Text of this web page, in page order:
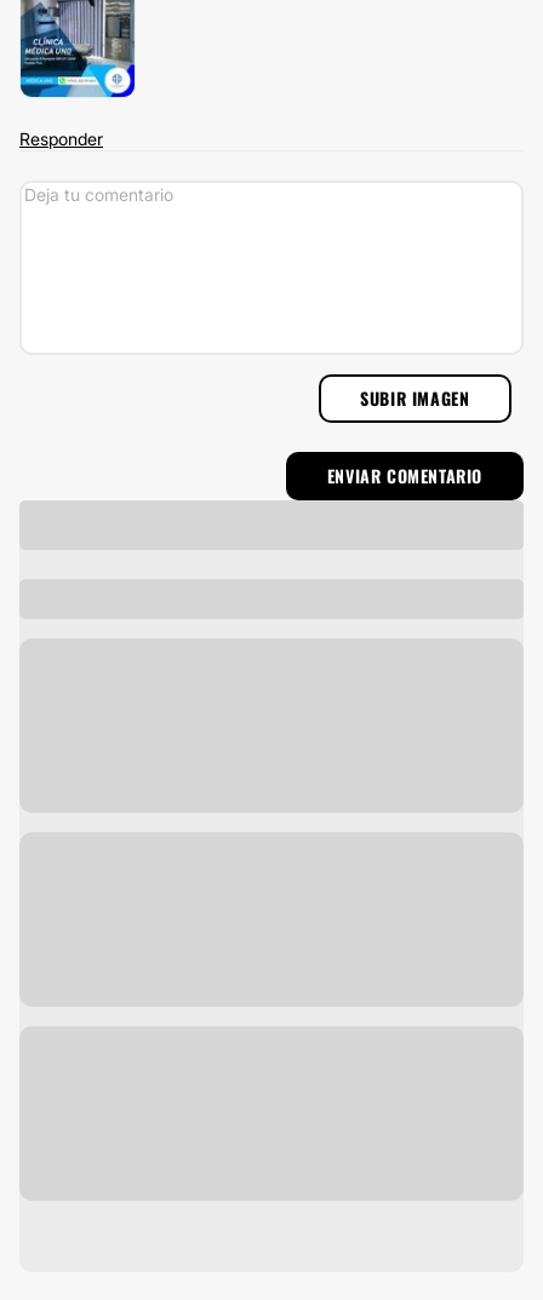
Responder
SUBIR IMAGEN